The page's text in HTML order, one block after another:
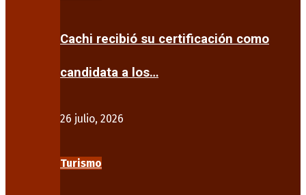
Cachi recibió su certificación como
candidata a los…
26 julio, 2026
Turismo